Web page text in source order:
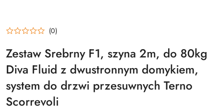
(0)
Zestaw Srebrny F1, szyna 2m, do 80kg
Diva Fluid z dwustronnym domykiem,
system do drzwi przesuwnych Terno
Scorrevoli